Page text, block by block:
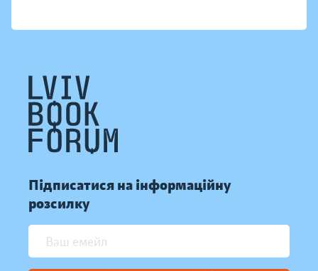
Підписатися на інформаційну
розсилку